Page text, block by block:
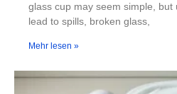
glass cup may seem simple, but
lead to spills, broken glass,
Mehr lesen »